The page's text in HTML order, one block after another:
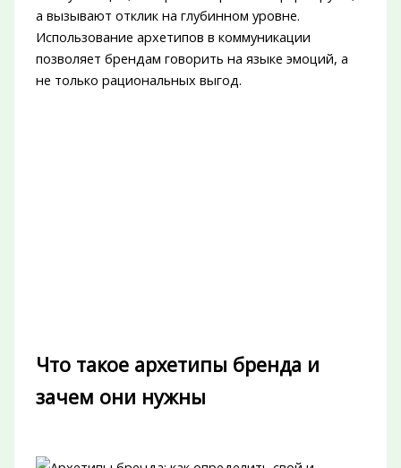
а вызывают отклик на глубинном уровне.
Использование архетипов в коммуникации
позволяет брендам говорить на языке эмоций, а
не только рациональных выгод.
Что такое архетипы бренда и
зачем они нужны